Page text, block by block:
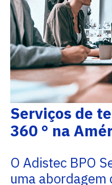
Serviços de
360 ° na
O Adistec BPO
uma abordagem